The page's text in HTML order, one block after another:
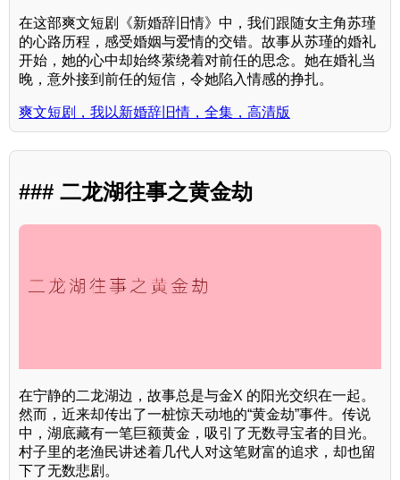
在这部爽文短剧《新婚辞旧情》中，我们跟随女主角苏瑾
的心路历程，感受婚姻与爱情的交错。故事从苏瑾的婚礼
开始，她的心中却始终萦绕着对前任的思念。她在婚礼当
晚，意外接到前任的短信，令她陷入情感的挣扎。
爽文短剧，我以新婚辞旧情，全集，高清版
### 二龙湖往事之黄金劫
在宁静的二龙湖边，故事总是与金X 的阳光交织在一起。
然而，近来却传出了一桩惊天动地的“黄金劫”事件。传说
中，湖底藏有一笔巨额黄金，吸引了无数寻宝者的目光。
村子里的老渔民讲述着几代人对这笔财富的追求，却也留
下了无数悲剧。